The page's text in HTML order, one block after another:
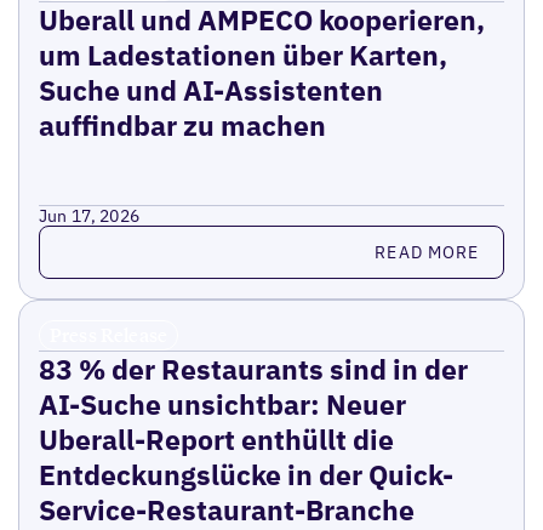
Uberall und AMPECO kooperieren,
um Ladestationen über Karten,
Suche und AI-Assistenten
auffindbar zu machen
Jun 17, 2026
Read more READ MORE
83 % der Restaurants sind in der
AI-Suche unsichtbar: Neuer
Uberall-Report enthüllt die
Entdeckungslücke in der Quick-
Service-Restaurant-Branche